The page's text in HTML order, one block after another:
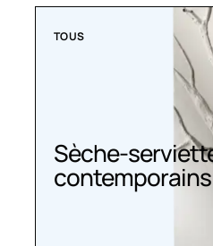
TOUS
Sèche-
contemporains